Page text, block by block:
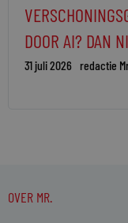
DOOR AI? DAN
31 juli 2026 redactie
OVER MR.